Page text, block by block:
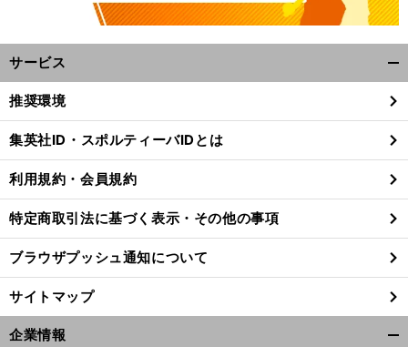
？
、
サービス
閉
る
推奨環境
集英社ID・スポルティーバIDとは
利用規約・会員規約
特定商取引法に基づく表示・その他の事項
ブラウザプッシュ通知について
サイトマップ
企業情報